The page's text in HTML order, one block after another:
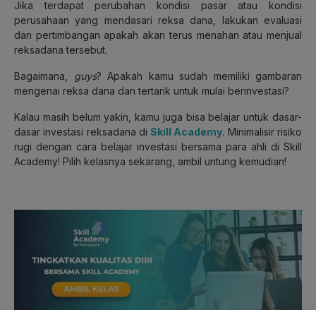
Jika terdapat perubahan kondisi pasar atau kondisi
perusahaan yang mendasari reksa dana, lakukan evaluasi
dan pertimbangan apakah akan terus menahan atau menjual
reksadana tersebut.
Bagaimana, guys? Apakah kamu sudah memiliki gambaran
mengenai reksa dana dan tertarik untuk mulai berinvestasi?
Kalau masih belum yakin, kamu juga bisa belajar untuk dasar-
dasar investasi reksadana diSkill Academy. Minimalisir risiko
rugi dengan cara belajar investasi bersama para ahli di Skill
Academy! Pilih kelasnya sekarang, ambil untung kemudian!